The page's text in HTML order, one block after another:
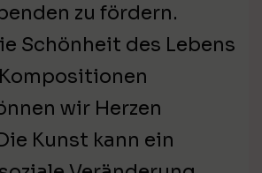
zu fördern.
Schönheit des Lebens
wir Herzen
Kunst kann ein